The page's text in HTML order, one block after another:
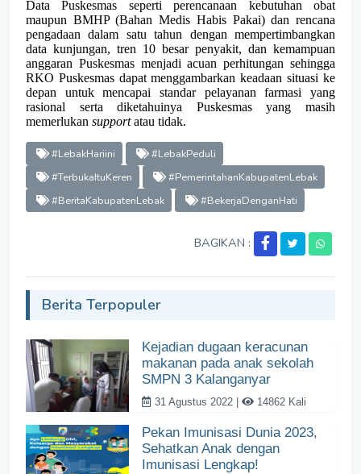
Data Puskesmas seperti perencanaan kebutuhan obat
maupun BMHP (Bahan Medis Habis Pakai) dan rencana
pengadaan dalam satu tahun dengan mempertimbangkan
data kunjungan, tren 10 besar penyakit, dan kemampuan
anggaran Puskesmas menjadi acuan perhitungan sehingga
RKO Puskesmas dapat menggambarkan keadaan situasi ke
depan untuk mencapai standar pelayanan farmasi yang
rasional serta diketahuinya Puskesmas yang masih
memerlukan supportatau tidak.
#LebakHariini
#LebakPeduli
#TerbukaItuKeren
#PemerintahanKabupatenLebak
#BeritaKabupatenLebak
#BekerjaDenganHati
BAGIKAN :
Berita Terpopuler
Kejadian dugaan keracunan
makanan pada anak sekolah
SMPN 3 Kalanganyar
31 Agustus 2022 | 14862 Kali
Pekan Imunisasi Dunia 2023,
Sehatkan Anak dengan
Imunisasi Lengkap!